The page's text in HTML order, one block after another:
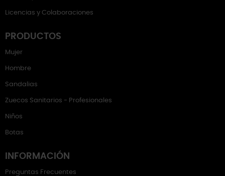
Licencias y Colaboraciones
PRODUCTOS
Mujer
Hombre
Sandalias
Zuecos Sanitarios - Profesionales
Niños
Botas
INFORMACIÓN
Preguntas Frecuentes